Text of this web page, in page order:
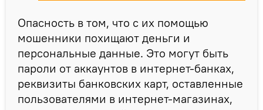
Опасность в том, что с их помощью
мошенники похищают деньги и
персональные данные. Это могут быть
пароли от аккаунтов в интернет-банках,
реквизиты банковских карт, оставленные
пользователями в интернет-магазинах,